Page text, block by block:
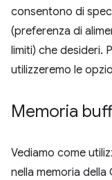
consentono di
(preferenza di
limiti) che desideri.
utilizzeremo le
Memoria
Vediamo come
nella memoria